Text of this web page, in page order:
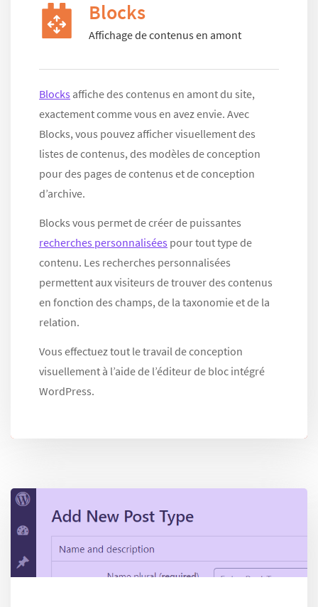
Blocks
Affichage de contenus en amont
Blocks affiche des contenus en amont du site,
exactement comme vous en avez envie. Avec
Blocks, vous pouvez afficher visuellement des
listes de contenus, des modèles de conception
pour des pages de contenus et de conception
d’archive.
Blocks vous permet de créer de puissantes
recherches personnalisées pour tout type de
contenu. Les recherches personnalisées
permettent aux visiteurs de trouver des contenus
en fonction des champs, de la taxonomie et de la
relation.
Vous effectuez tout le travail de conception
visuellement à l’aide de l’éditeur de bloc intégré
WordPress.